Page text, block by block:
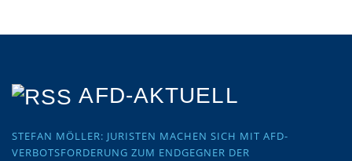
AFD-AKTUELL
STEFAN MÖLLER: JURISTEN MACHEN SICH MIT AFD-
VERBOTSFORDERUNG ZUM ENDGEGNER DER